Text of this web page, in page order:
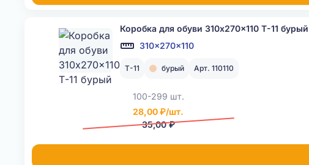
Коробка для обуви 310x270x110 Т-11 бурый
310x270x110
Т-11 бурый Арт. 110110
100-299 шт.
28,00 ₽/шт.
35,00 ₽